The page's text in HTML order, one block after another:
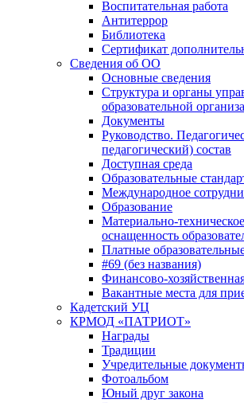
Воспитательная работа
Антитеррор
Библиотека
Сертификат
Сведения об ОО
Основные сведения
Структура и органы
образовательной
Документы
Руководство.
педагогический) состав
Доступная среда
Образовательные
Международное
Образование
Материально-
оснащенность
Платные
#69 (без названия)
Финансово-
Вакантные места для
Кадетский УЦ
КРМОД «ПАТРИОТ»
Награды
Традиции
Учредительные
Фотоальбом
Юный друг закона